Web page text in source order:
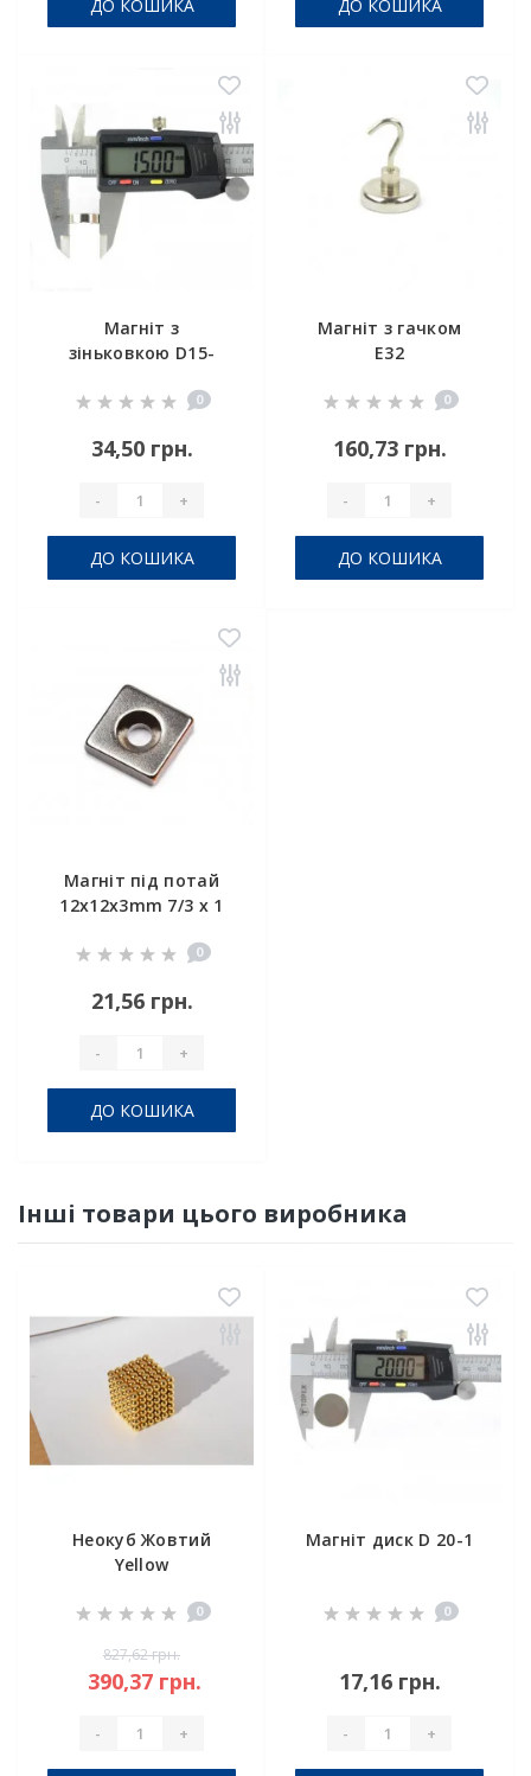
ДО КОШИКА ДО КОШИКА
Магніт з
зіньковкою D15-
0
34,50 грн.
- +
ДО КОШИКА
Магніт з гачком
E32
0
160,73 грн.
- +
ДО КОШИКА
Магніт під потай
12x12x3mm 7/3 х 1
0
21,56 грн.
- +
ДО КОШИКА
Інші товари цього виробника
Неокуб Жовтий
Yellow
0
827,62 грн.
390,37 грн.
- +
Магніт диск D 20-1
0
17,16 грн.
- +